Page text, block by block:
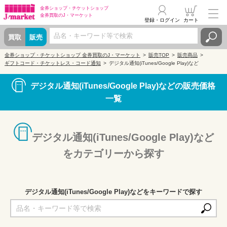
金券ショップ・ チケットショップ
金券買取のJ・マーケット
買取 販売
登録・ログイン カート
金券ショップ・チケットショップ 金券買取のJ・マーケット 販売TOP
販売商品
ギフトコード・チケットレス・コード通知
デジタル通知(iTunes/Google Play)など
デジタル通知(iTunes/Google Play)などの販売価格
一覧
デジタル通知(iTunes/Google Play)など
をカテゴリーから探す
デジタル通知(iTunes/Google Play)などをキーワードで探す